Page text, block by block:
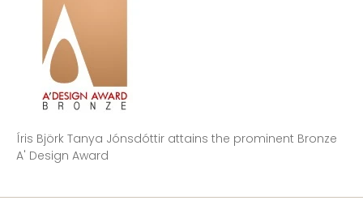
Íris Björk Tanya Jónsdóttir attains the prominent Bronze
A' Design Award